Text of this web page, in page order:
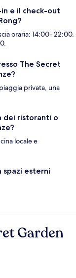
e il check-out
oraria: 14:00- 22:00.
The Secret
privata, una
dei ristoranti o
locale e
spazi esterni
Garden